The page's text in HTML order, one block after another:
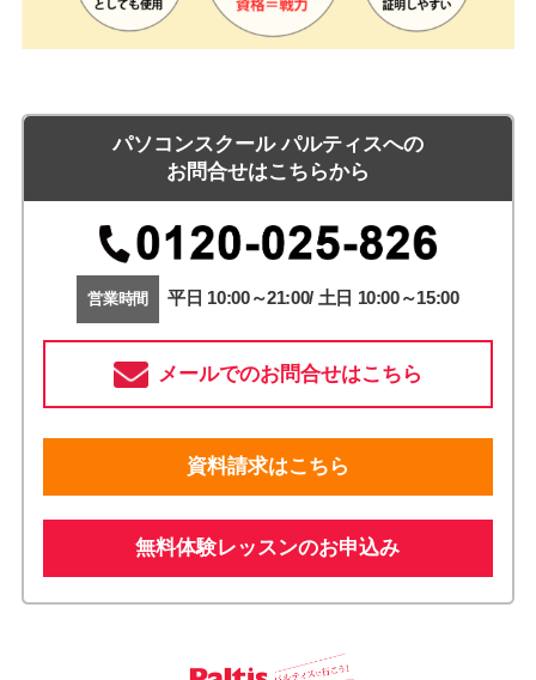
パソコンスクール パルティスへの
お問合せはこちらから
営業時間 平日 10:00～21:00/ 土日 10:00～15:00
メールでのお問合せはこちら
資料請求はこちら
無料体験レッスンのお申込み